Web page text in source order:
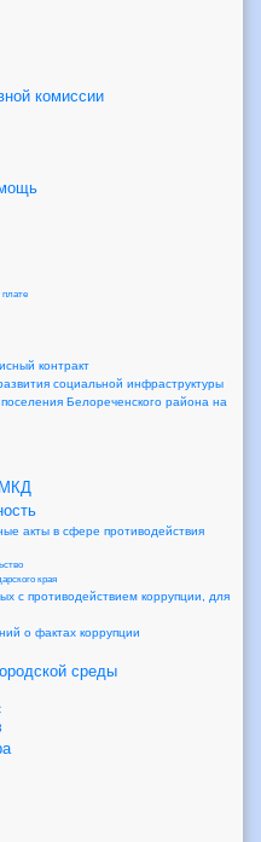
комиссии
плате
контракт
социальной инфраструктуры
Белореченского района на
акты в сфере противодействия
края
с противодействием коррупции, для
о фактах коррупции
среды